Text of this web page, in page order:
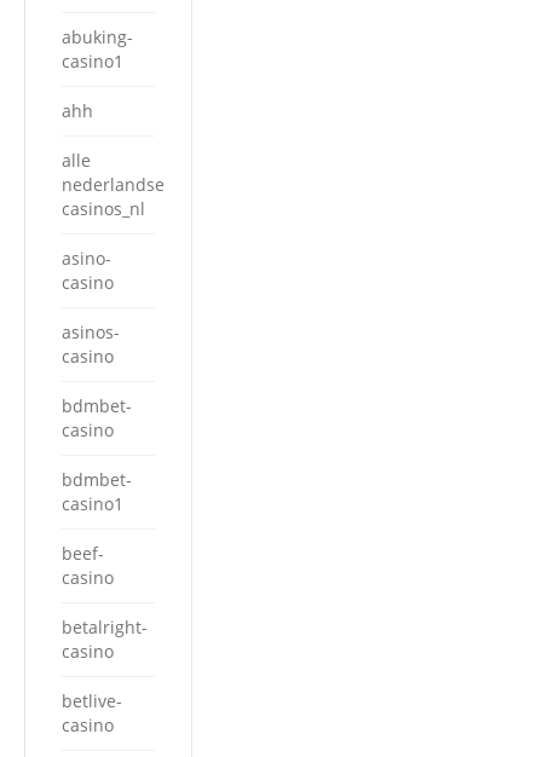
abuking-
casino1
ahh
alle
nederlandse
casinos_nl
asino-
casino
asinos-
casino
bdmbet-
casino
bdmbet-
casino1
beef-
casino
betalright-
casino
betlive-
casino